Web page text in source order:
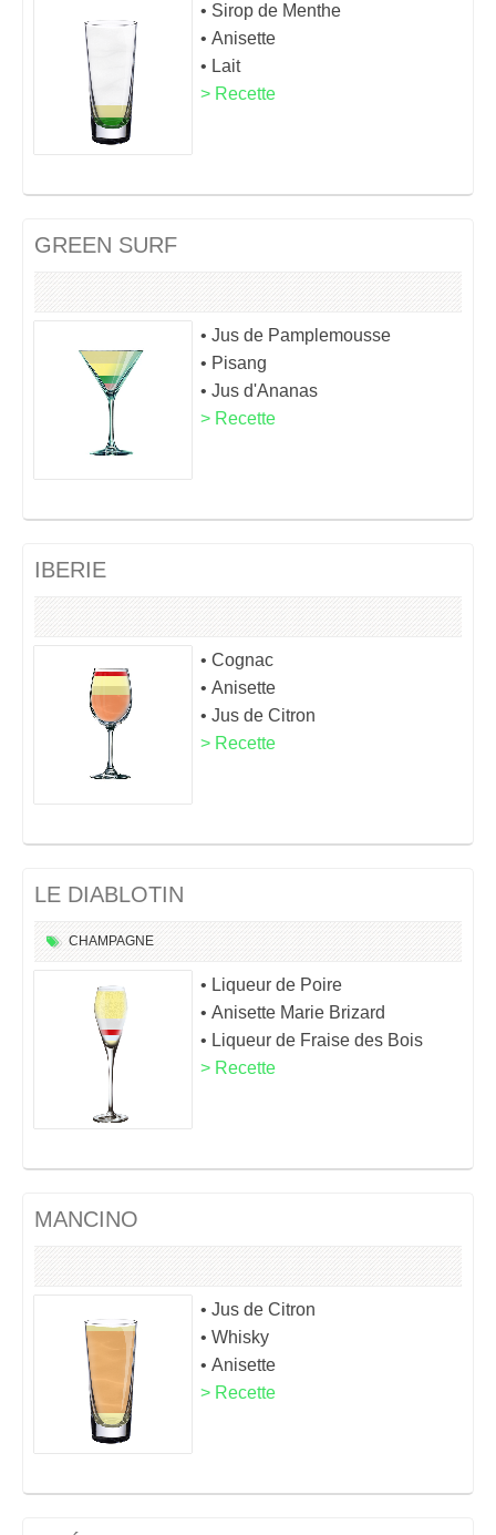
• Sirop de Menthe
• Anisette
• Lait
> Recette
GREEN SURF
• Jus de Pamplemousse
• Pisang
• Jus d'Ananas
> Recette
IBERIE
• Cognac
• Anisette
• Jus de Citron
> Recette
LE DIABLOTIN
CHAMPAGNE
• Liqueur de Poire
• Anisette Marie Brizard
• Liqueur de Fraise des Bois
> Recette
MANCINO
• Jus de Citron
• Whisky
• Anisette
> Recette